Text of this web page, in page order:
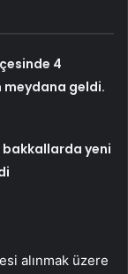
4
meydana geldi.
yeni
alınmak üzere